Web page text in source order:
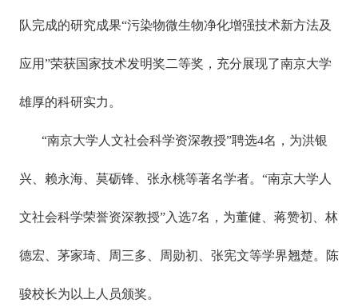
队完成的研究成果“污染物微生物净化增强技术新方法及
应用”荣获国家技术发明奖二等奖，充分展现了南京大学
雄厚的科研实力。
“南京大学人文社会科学资深教授”聘选4名，为洪银
兴、赖永海、莫砺锋、张永桃等著名学者。“南京大学人
文社会科学荣誉资深教授”入选7名，为董健、蒋赞初、林
德宏、茅家琦、周三多、周勋初、张宪文等学界翘楚。陈
骏校长为以上人员颁奖。